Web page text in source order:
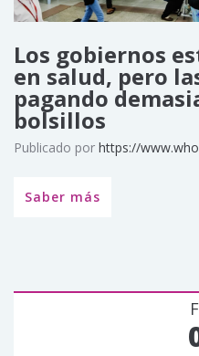
Los gobiernos
en salud, pero
pagando
bolsillos
Publicado por https://
Saber más